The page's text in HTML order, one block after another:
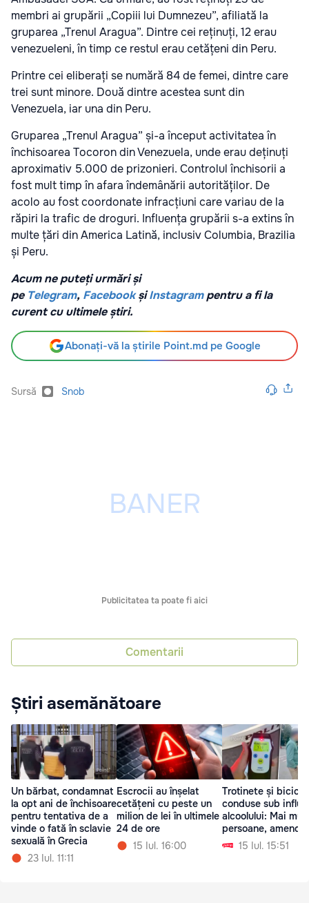
membri ai grupării „Copiii lui Dumnezeu”, afiliată la
gruparea „Trenul Aragua”. Dintre cei reținuți, 12 erau
venezueleni, în timp ce restul erau cetățeni din Peru.
Printre cei eliberați se numără 84 de femei, dintre care
trei sunt minore. Două dintre acestea sunt din
Venezuela, iar una din Peru.
Gruparea „Trenul Aragua” și-a început activitatea în
închisoarea Tocoron din Venezuela, unde erau deținuți
aproximativ 5.000 de prizonieri. Controlul închisorii a
fost mult timp în afara îndemânării autorităților. De
acolo au fost coordonate infracțiuni care variau de la
răpiri la trafic de droguri. Influența grupării s-a extins în
multe țări din America Latină, inclusiv Columbia, Brazilia
și Peru.
Acum ne puteți urmări și
pe Telegram, FacebookșiInstagrampentru a fi la
curent cu ultimele știri.
Abonați-vă la știrile Point.md pe Google
Sursă Snob
Publicitatea ta poate fi aici
Comentarii
Știri asemănătoare
Un bărbat, condamnat
la opt ani de închisoare
pentru tentativa de a
vinde o fată în sclavie
sexuală în Grecia
23 Iul. 11:11
Escrocii au înșelat
cetățeni cu peste un
milion de lei în ultimele
24 de ore
15 Iul. 16:00
Trotinete și
conduse sub
alcoolului: Mai
persoane,
15 Iul. 15:51